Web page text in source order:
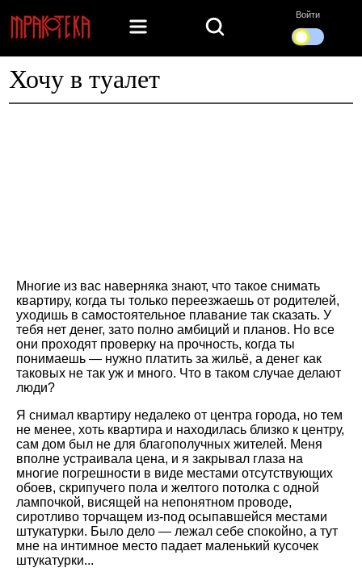
Войти
Хочу в туалет
Многие из вас наверняка знают, что такое снимать
квартиру, когда ты только переезжаешь от родителей,
уходишь в самостоятельное плавание так сказать. У
тебя нет денег, зато полно амбиций и планов. Но все
они проходят проверку на прочность, когда ты
понимаешь — нужно платить за жильё, а денег как
таковых не так уж и много. Что в таком случае делают
люди?
Я снимал квартиру недалеко от центра города, но тем
не менее, хоть квартира и находилась близко к центру,
сам дом был не для благополучных жителей. Меня
вполне устраивала цена, и я закрывал глаза на
многие погрешности в виде местами отсутствующих
обоев, скрипучего пола и желтого потолка с одной
лампочкой, висящей на непонятном проводе,
сиротливо торчащем из-под осыпавшейся местами
штукатурки. Было дело — лежал себе спокойно, а тут
мне на интимное место падает маленький кусочек
штукатурки...